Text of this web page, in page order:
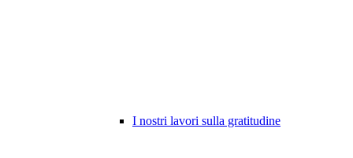
I nostri lavori sulla gratitudine